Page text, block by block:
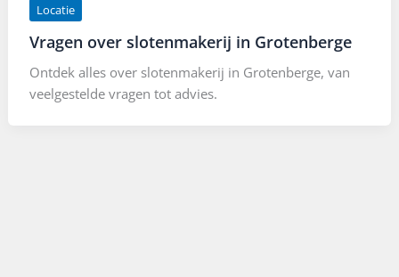
Locatie
Vragen over slotenmakerij in Grotenberge
Ontdek alles over slotenmakerij in Grotenberge, van
veelgestelde vragen tot advies.